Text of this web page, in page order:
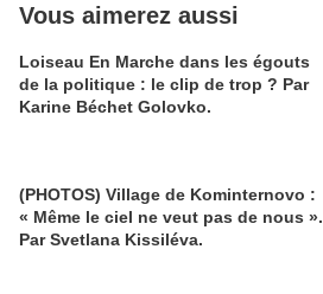
Vous aimerez aussi
Loiseau En Marche dans les égouts
de la politique : le clip de trop ? Par
Karine Béchet Golovko.
(PHOTOS) Village de Kominternovo :
« Même le ciel ne veut pas de nous ».
Par Svetlana Kissiléva.